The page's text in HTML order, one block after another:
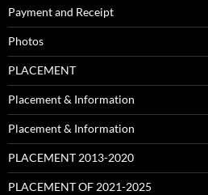
Payment and Receipt
Photos
PLACEMENT
Placement & Information
Placement & Information
PLACEMENT 2013-2020
PLACEMENT OF 2021-2025